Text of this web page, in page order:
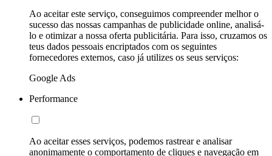
Ao aceitar este serviço, conseguimos compreender melhor o
sucesso das nossas campanhas de publicidade online, analisá-
lo e otimizar a nossa oferta publicitária. Para isso, cruzamos os
teus dados pessoais encriptados com os seguintes
fornecedores externos, caso já utilizes os seus serviços:
Google Ads
Performance
Ao aceitar esses serviços, podemos rastrear e analisar
anonimamente o comportamento de cliques e navegação em